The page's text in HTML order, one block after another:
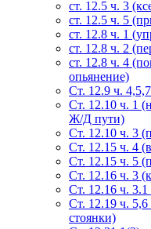
ст. 12.5 ч. 3
ст. 12.5 ч. 5
cт. 12.8 ч. 1
ст. 12.8 ч. 2
ст. 12.8 ч. 4
опьянение)
Ст. 12.9 ч.
Ст. 12.10 ч. 1
Ж/Д пути)
Ст. 12.10 ч. 3
Ст. 12.15 ч. 4
Ст. 12.15 ч. 5
Ст. 12.16 ч. 3
Ст. 12.16 ч.
Ст. 12.19 ч.
стоянки)